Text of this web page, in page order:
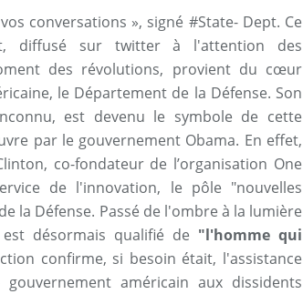
conversations », signé #State- Dept. Ce
diffusé sur twitter à l'attention des
des révolutions, provient du cœur
le Département de la Défense. Son
est devenu le symbole de cette
par le gouvernement Obama. En effet,
co-fondateur de l’organisation One
de l'innovation, le pôle "nouvelles
la Défense. Passé de l'ombre à la lumière
désormais qualifié de "l'homme qui
confirme, si besoin était, l'assistance
américain aux dissidents